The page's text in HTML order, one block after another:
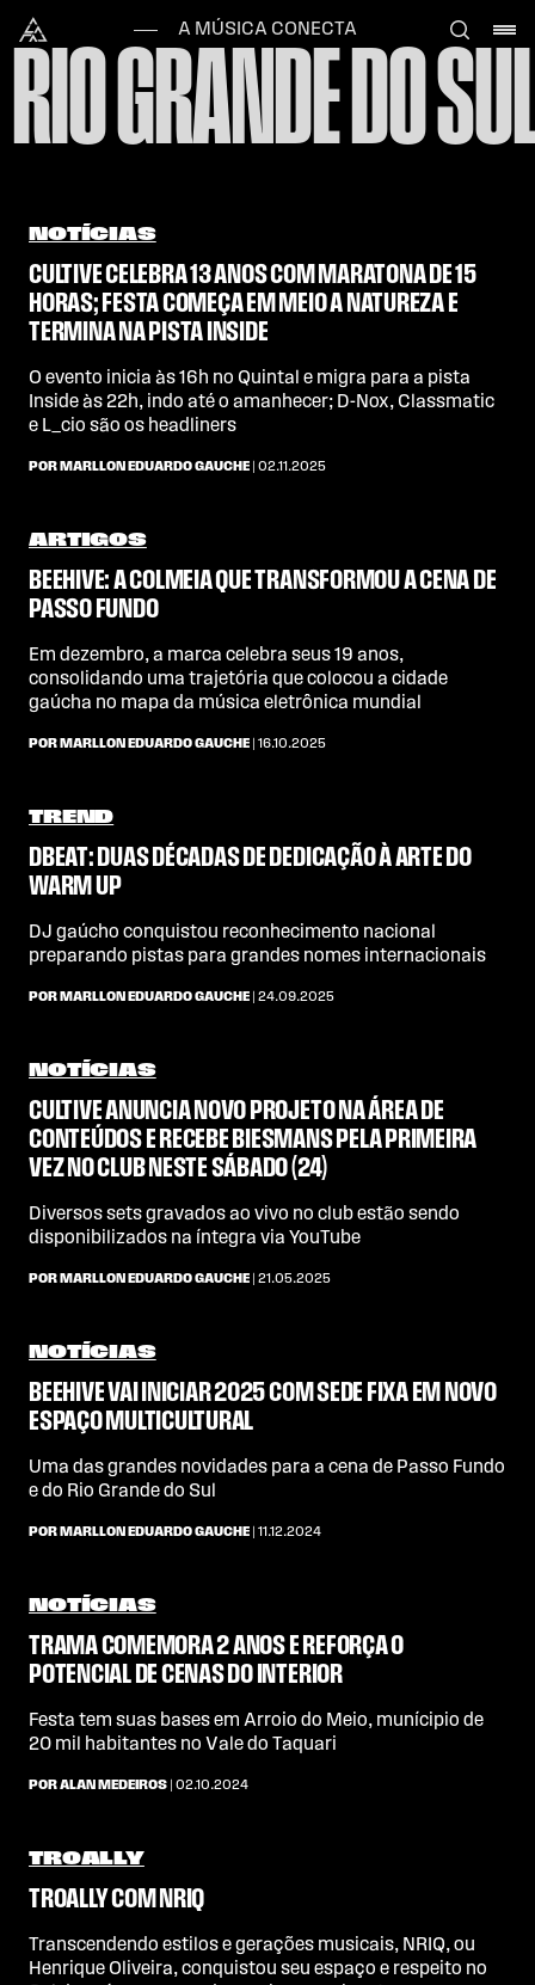
Alataj
A MÚSICA CONECTA
RIO GRANDE DO
NOTÍCIAS
CULTIVE CELEBRA 13 ANOS COM MARATONA DE 15
HORAS; FESTA COMEÇA EM MEIO A NATUREZA E
TERMINA NA PISTA INSIDE
O evento inicia às 16h no Quintal e migra para a pista
Inside às 22h, indo até o amanhecer; D-Nox, Classmatic
e L_cio são os headliners
POR MARLLON EDUARDO GAUCHE | 02.11.2025
ARTIGOS
BEEHIVE: A COLMEIA QUE TRANSFORMOU A CENA DE
PASSO FUNDO
Em dezembro, a marca celebra seus 19 anos,
consolidando uma trajetória que colocou a cidade
gaúcha no mapa da música eletrônica mundial
POR MARLLON EDUARDO GAUCHE | 16.10.2025
TREND
DBEAT: DUAS DÉCADAS DE DEDICAÇÃO À ARTE DO
WARM UP
DJ gaúcho conquistou reconhecimento nacional
preparando pistas para grandes nomes internacionais
POR MARLLON EDUARDO GAUCHE | 24.09.2025
NOTÍCIAS
CULTIVE ANUNCIA NOVO PROJETO NA ÁREA DE
CONTEÚDOS E RECEBE BIESMANS PELA PRIMEIRA
VEZ NO CLUB NESTE SÁBADO (24)
Diversos sets gravados ao vivo no club estão sendo
disponibilizados na íntegra via YouTube
POR MARLLON EDUARDO GAUCHE | 21.05.2025
NOTÍCIAS
BEEHIVE VAI INICIAR 2025 COM SEDE FIXA EM NOVO
ESPAÇO MULTICULTURAL
Uma das grandes novidades para a cena de Passo Fundo
e do Rio Grande do Sul
POR MARLLON EDUARDO GAUCHE | 11.12.2024
NOTÍCIAS
TRAMA COMEMORA 2 ANOS E REFORÇA O
POTENCIAL DE CENAS DO INTERIOR
Festa tem suas bases em Arroio do Meio, munícipio de
20 mil habitantes no Vale do Taquari
POR ALAN MEDEIROS | 02.10.2024
TROALLY
TROALLY COM NRIQ
Transcendendo estilos e gerações musicais, NRIQ, ou
Henrique Oliveira, conquistou seu espaço e respeito no